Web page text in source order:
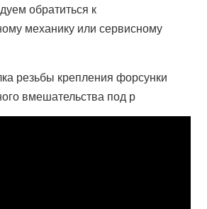
обратиться к
механику или сервисному
резьбы крепления форсунки
вмешательства под р